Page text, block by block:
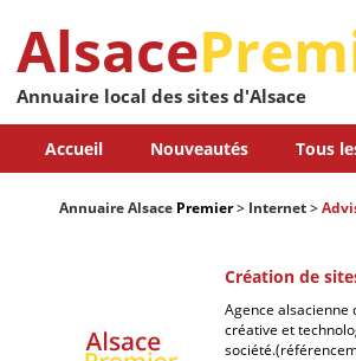
Alsace
Annuaire local des sites d'Alsace
Accueil Nouveautés Tous
Annuaire Alsace Premier> Internet>
Création de
Agence alsacienne
créative et